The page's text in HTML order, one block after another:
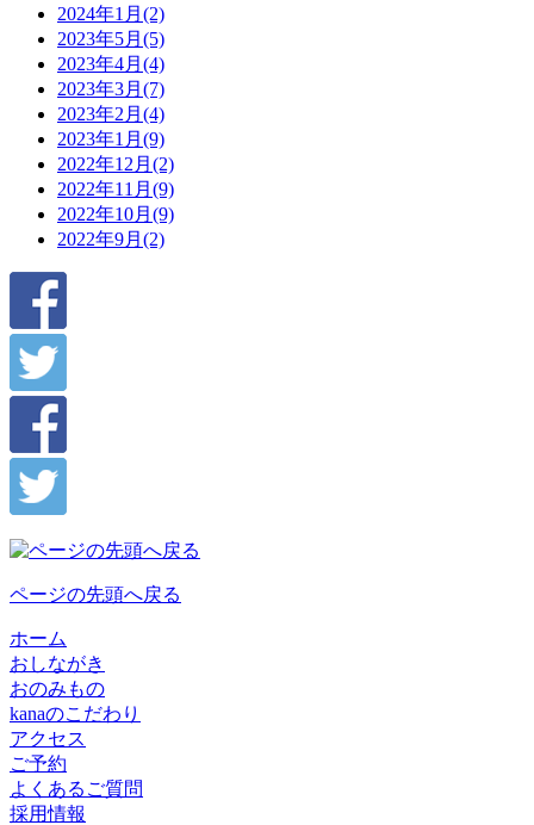
2024年1月(2)
2023年5月(5)
2023年4月(4)
2023年3月(7)
2023年2月(4)
2023年1月(9)
2022年12月(2)
2022年11月(9)
2022年10月(9)
2022年9月(2)
ページの先頭へ戻る
ホーム
おしながき
おのみもの
kanaのこだわり
アクセス
ご予約
よくあるご質問
採用情報